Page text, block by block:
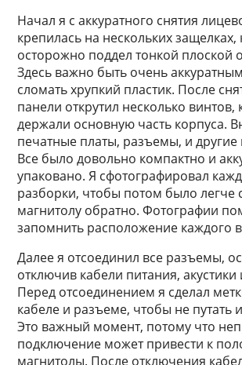
Начал я с аккуратного снятия
крепилась на нескольких защелках,
осторожно поддел тонкой плоской
Здесь важно быть очень
сломать хрупкий пластик. После
панели открутил несколько винтов,
держали основную часть корпуса.
печатные платы, разъемы, и
Все было довольно компактно и
упаковано. Я сфотографировал
разборки, чтобы потом было легче
магнитолу обратно. Фотографии
запомнить расположение каждого
Далее я отсоединил все разъемы,
отключив кабели питания,
Перед отсоединением я сделал
кабеле и разъеме, чтобы не путать
Это важный момент, потому что
подключение может привести к
магнитолы. После отключения